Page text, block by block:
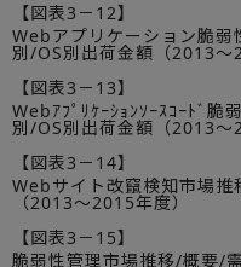
【図表3－12】
Webアプリケーション脆
別/OS別出荷金額（2013～
【図表3－13】
Webｱﾌﾟﾘｹｰｼｮﾝｿｰｽｺｰﾄﾞ脆
別/OS別出荷金額（2013～
【図表3－14】
Webサイト改竄検知市場
（2013～2015年度）
【図表3－15】
脆弱性管理市場推移/概要/